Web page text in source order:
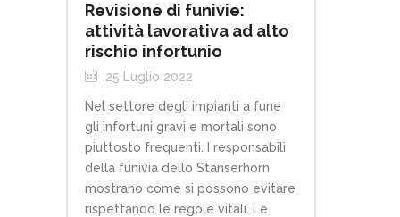
Revisione di funivie:
attività lavorativa ad alto
rischio infortunio
25 Luglio 2022
Nel settore degli impianti a fune
gli infortuni gravi e mortali sono
piuttosto frequenti. I responsabili
della funivia dello Stanserhorn
mostrano come si possono evitare
rispettando le regole vitali. Le